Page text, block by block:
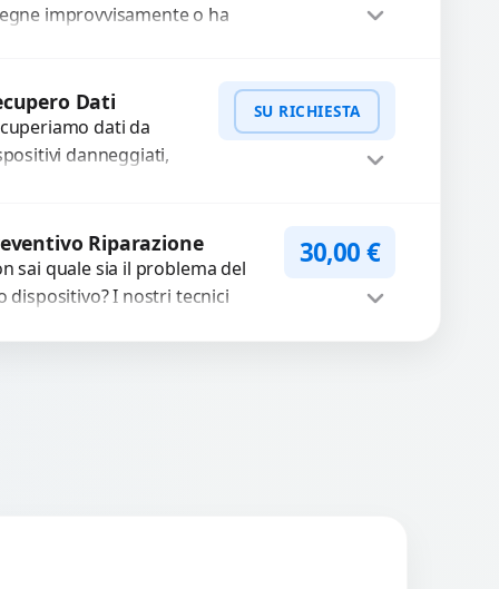
improvvisamente o ha
Dati
dati da
danneggiati,
avanzati per
file importanti
di...
SU RICHIESTA
PreventivoRiparazione
sai quale sia il problema del
dispositivo? I nostri tecnici
30,00€